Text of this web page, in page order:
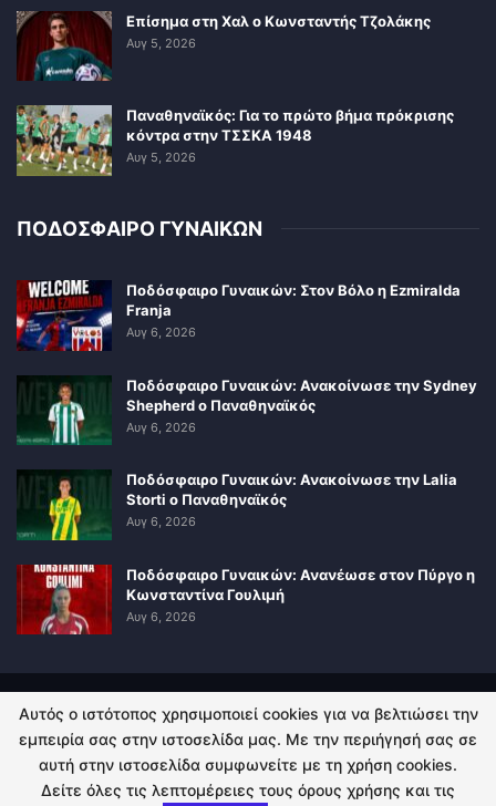
Επίσημα στη Χαλ ο Κωνσταντής Τζολάκης
Αυγ 5, 2026
Παναθηναϊκός: Για το πρώτο βήμα πρόκρισης
κόντρα στην ΤΣΣΚΑ 1948
Αυγ 5, 2026
ΠΟΔΟΣΦΑΙΡΟ ΓΥΝΑΙΚΩΝ
Ποδόσφαιρο Γυναικών: Στον Βόλο η Ezmiralda
Franja
Αυγ 6, 2026
Ποδόσφαιρο Γυναικών: Ανακοίνωσε την Sydney
Shepherd ο Παναθηναϊκός
Αυγ 6, 2026
Ποδόσφαιρο Γυναικών: Ανακοίνωσε την Lalia
Storti ο Παναθηναϊκός
Αυγ 6, 2026
Ποδόσφαιρο Γυναικών: Ανανέωσε στον Πύργο η
Κωνσταντίνα Γουλιμή
Αυγ 6, 2026
ΠΟΛΙΤΙΚΗ ΑΠΟΡΡΗΤΟΥ ΕΠΙΚΟΙΝΩΝΙΑ
© 2026 - Kingsport.gr. All Rights Reserved.
Αυτός ο ιστότοπος χρησιμοποιεί cookies για να βελτιώσει την
εμπειρία σας στην ιστοσελίδα μας. Με την περιήγησή σας σε
αυτή στην ιστοσελίδα συμφωνείτε με τη χρήση cookies.
Δείτε όλες τις λεπτομέρειες τους όρους χρήσης και τις